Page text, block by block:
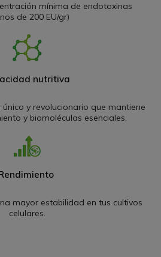
mínima de endotoxinas
de 200 EU/gr)
nutritiva
y revolucionario que mantiene
y biomoléculas esenciales.
mayor estabilidad en tus cultivos
celulares.